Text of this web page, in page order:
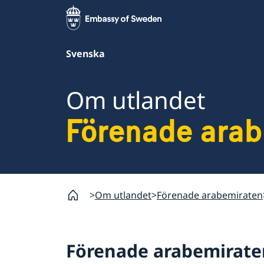
Svenska
Om utlandet
Förenade
Om utlandet Förenade arabemiraten
Förenade